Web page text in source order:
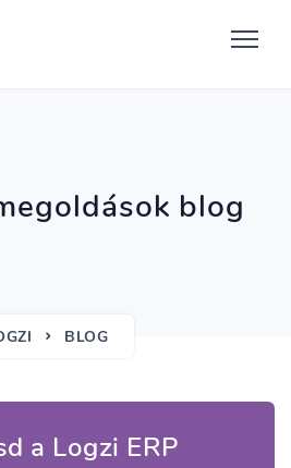
blog
BLOG
a Logzi ERP